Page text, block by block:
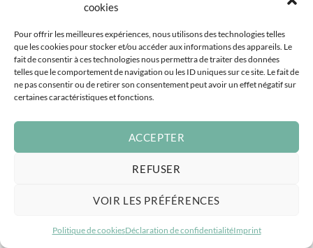
cookies
Pour offrir les meilleures expériences, nous utilisons des technologies telles
que les cookies pour stocker et/ou accéder aux informations des appareils. Le
fait de consentir à ces technologies nous permettra de traiter des données
telles que le comportement de navigation ou les ID uniques sur ce site. Le fait de
ne pas consentir ou de retirer son consentement peut avoir un effet négatif sur
certaines caractéristiques et fonctions.
ACCEPTER
REFUSER
VOIR LES PRÉFÉRENCES
Politique de cookiesDéclaration de confidentialitéImprint